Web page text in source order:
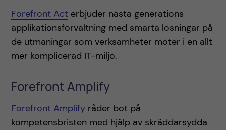
Forefront Act erbjuder nästa generations
applikationsförvaltning med smarta lösningar på
de utmaningar som verksamheter möter i en allt
mer komplicerad IT-miljö.
Forefront Amplify
Forefront Amplify råder bot på
kompetensbristen med hjälp av skräddarsydda